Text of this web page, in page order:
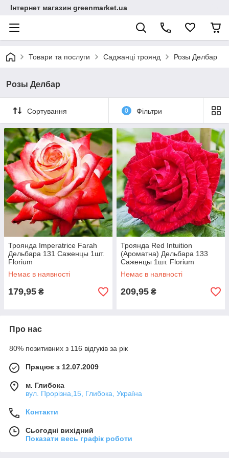
Інтернет магазин greenmarket.ua
Товари та послуги Саджанці троянд Розы Делбар
Розы Делбар
Сортування 0 Фільтри
Троянда Imperatrice Farah
Дельбара 131 Саженцы 1шт.
Florium
Немає в наявності
179,95 ₴
Троянда Red Intuition
(Ароматна) Дельбара 133
Саженцы 1шт. Florium
Немає в наявності
209,95 ₴
Про нас
80% позитивних з 116 відгуків за рік
Працює з 12.07.2009
м. Глибока
вул. Прорізна,15, Глибока, Україна
Контакти
Сьогодні вихідний
Показати весь графік роботи